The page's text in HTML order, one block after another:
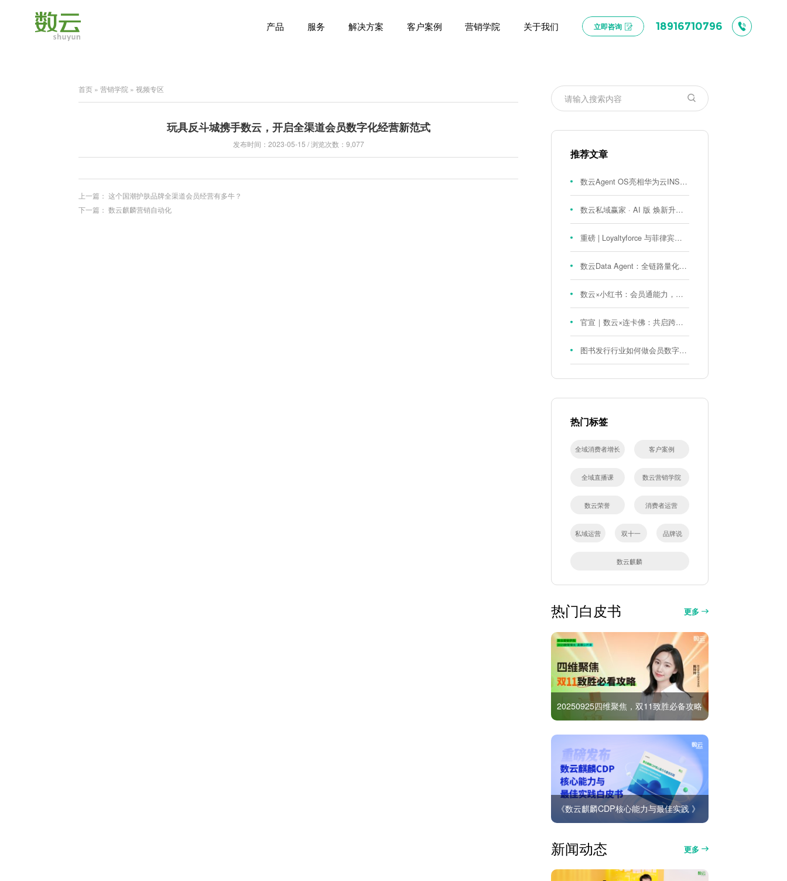
产品 服务 解决方案 客户案例 营销学院 关于我们 立即咨询 18916710796
首页 »营销学院 »视频专区
玩具反斗城携手数云，开启全渠道会员数字化经营新范式
发布时间：2023-05-15 / 浏览次数：9,077
上一篇：这个国潮护肤品牌全渠道会员经营有多牛？
下一篇：数云麒麟营销自动化
推荐文章
数云Agent OS亮相华为云INSPIRE创想者大会：以AI重构消费者运营与零售营销新范式
数云私域赢家 · AI 版 焕新升级！
重磅 | Loyaltyforce 与菲律宾零售巨头 SM 集团达成战略合作，携手开启 SMAC 会员数智化运营新征程
数云Data Agent：全链路量化评测体系，炼就零售数据分析精准力
数云×小红书：会员通能力，重磅发布！
官宣｜数云×连卡佛：共启跨境会员运营新征程，重塑消费联结新体验
图书发行行业如何做会员数字化?河南新华书店给打了个样！
热门标签
全域消费者增长 客户案例
全域直播课 数云营销学院
数云荣誉 消费者运营
私域运营 双十一 品牌说
数云麒麟
热门白皮书 更多
20250925四维聚焦，双11致胜必备攻略
《数云麒麟CDP核心能力与最佳实践 》
新闻动态 更多